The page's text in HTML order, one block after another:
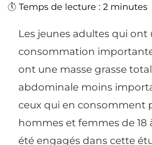
Temps de lecture : 2 minutes
Les jeunes adultes qui ont
consommation
ont une masse grasse
abdominale moins
ceux qui en consomment
hommes et femmes de 18
été engagés dans cette